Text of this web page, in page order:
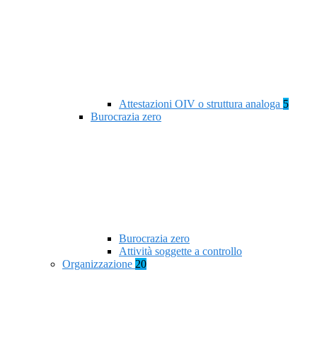
Attestazioni OIV o struttura analoga 5
Burocrazia zero
Burocrazia zero
Attività soggette a controllo
Organizzazione 20